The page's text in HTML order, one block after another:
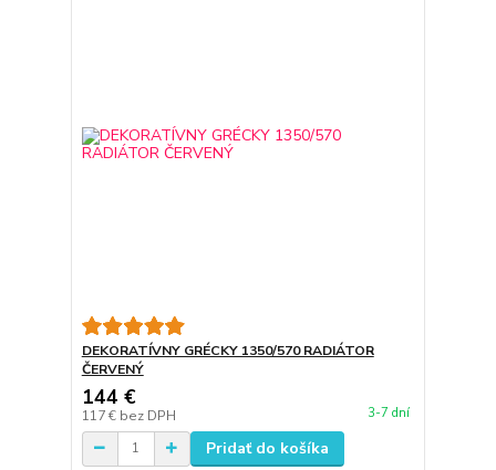
DEKORATÍVNY GRÉCKY 1350/570 RADIÁTOR
ČERVENÝ
144 €
117 € bez DPH 3-7 dní
Pridať do košíka